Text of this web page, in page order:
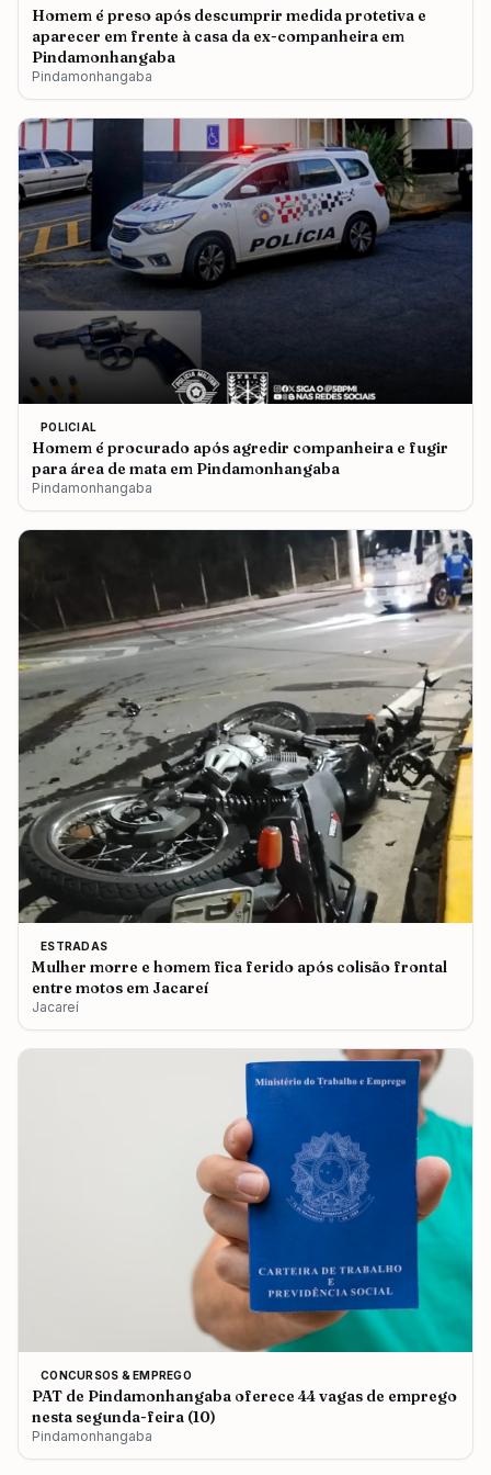
Homem é preso após descumprir medida protetiva e
aparecer em frente à casa da ex-companheira em
Pindamonhangaba
Pindamonhangaba
POLICIAL
Homem é procurado após agredir companheira e fugir
para área de mata em Pindamonhangaba
Pindamonhangaba
ESTRADAS
Mulher morre e homem fica ferido após colisão frontal
entre motos em Jacareí
Jacareí
CONCURSOS & EMPREGO
PAT de Pindamonhangaba oferece 44 vagas de emprego
nesta segunda-feira (10)
Pindamonhangaba